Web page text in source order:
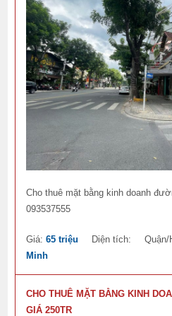
Cho thuê mặt bằng kinh doanh
093537555
Giá:65 triệu Diện tích:
Minh
CHO THUÊ MẶT BẰNG KINH
GIÁ 250TR